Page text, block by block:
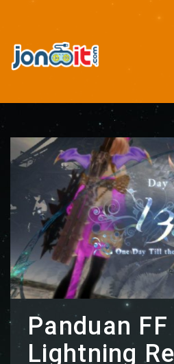
Panduan FF
Lightning